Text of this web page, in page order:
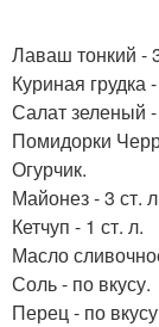
Лаваш тонкий -
Куриная
Салат зеленый -
Помидорки
Огурчик.
Майонез - 3 ст.
Кетчуп - 1 ст. л.
Масло
Соль - по вкусу.
Перец - по